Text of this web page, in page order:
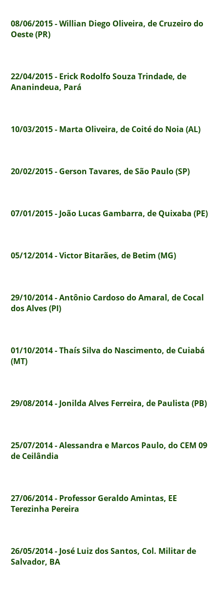
08/06/2015 - Willian Diego Oliveira, de Cruzeiro do
Oeste (PR)
22/04/2015 - Erick Rodolfo Souza Trindade, de
Ananindeua, Pará
10/03/2015 - Marta Oliveira, de Coité do Noia (AL)
20/02/2015 - Gerson Tavares, de São Paulo (SP)
07/01/2015 - João Lucas Gambarra, de Quixaba (PE)
05/12/2014 - Victor Bitarães, de Betim (MG)
29/10/2014 - Antônio Cardoso do Amaral, de Cocal
dos Alves (PI)
01/10/2014 - Thaís Silva do Nascimento, de Cuiabá
(MT)
29/08/2014 - Jonilda Alves Ferreira, de Paulista (PB)
25/07/2014 - Alessandra e Marcos Paulo, do CEM 09
de Ceilândia
27/06/2014 - Professor Geraldo Amintas, EE
Terezinha Pereira
26/05/2014 - José Luiz dos Santos, Col. Militar de
Salvador, BA